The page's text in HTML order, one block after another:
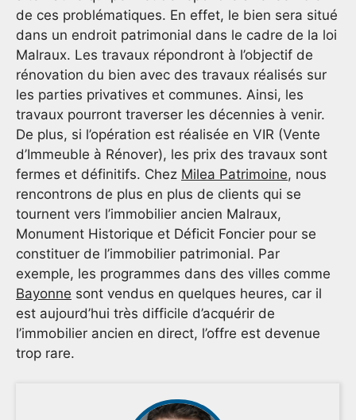
de ces problématiques. En effet, le bien sera situé
dans un endroit patrimonial dans le cadre de la loi
Malraux. Les travaux répondront à l’objectif de
rénovation du bien avec des travaux réalisés sur
les parties privatives et communes. Ainsi, les
travaux pourront traverser les décennies à venir.
De plus, si l’opération est réalisée en VIR (Vente
d’Immeuble à Rénover), les prix des travaux sont
fermes et définitifs. Chez Milea Patrimoine, nous
rencontrons de plus en plus de clients qui se
tournent vers l’immobilier ancien Malraux,
Monument Historique et Déficit Foncier pour se
constituer de l’immobilier patrimonial. Par
exemple, les programmes dans des villes comme
Bayonne sont vendus en quelques heures, car il
est aujourd’hui très difficile d’acquérir de
l’immobilier ancien en direct, l’offre est devenue
trop rare.